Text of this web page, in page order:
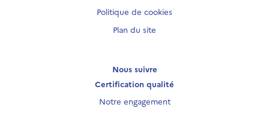
Politique de cookies
Plan du site
Nous suivre
Certification qualité
Notre engagement